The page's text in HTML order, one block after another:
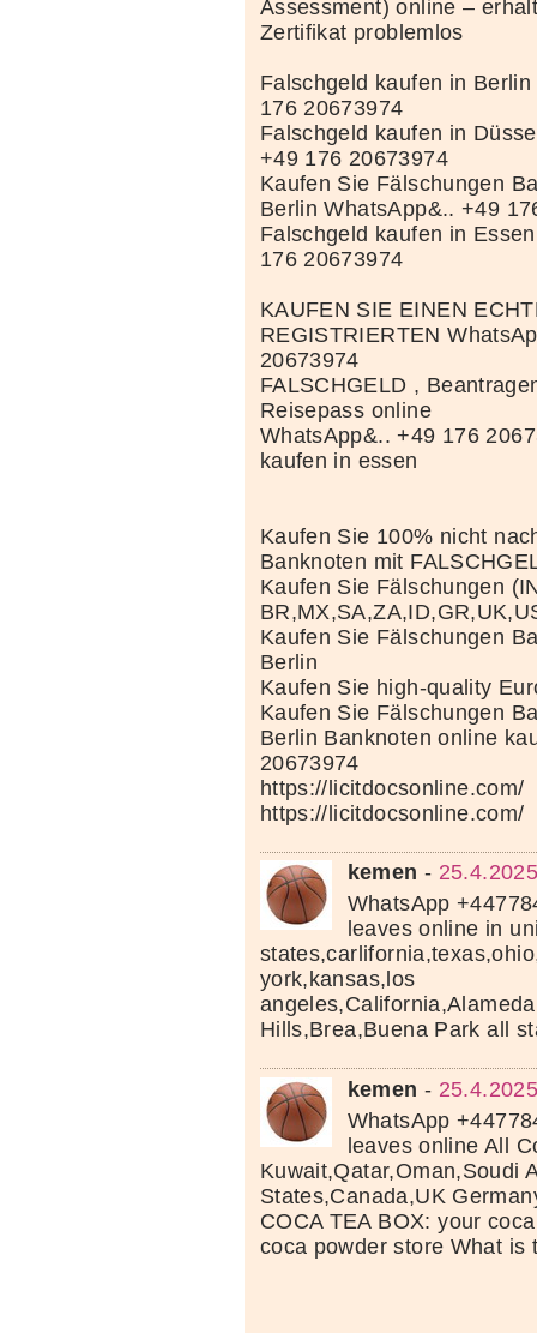
Assessment) online –
Zertifikat problemlos
Falschgeld kaufen in
176 20673974
Falschgeld kaufen in
+49 176 20673974
Kaufen Sie Fälschungen
Berlin WhatsApp&.. +49
Falschgeld kaufen in
176 20673974
KAUFEN SIE EINEN
REGISTRIERTEN
20673974
FALSCHGELD ,
Reisepass online
WhatsApp&.. +49 176
kaufen in essen
Kaufen Sie 100% nicht
Banknoten mit
Kaufen Sie Fälschungen
Kaufen Sie Fälschungen
Berlin
Kaufen Sie high-quality
Kaufen Sie Fälschungen
Berlin Banknoten online
20673974
https://licitdocsonline.com/
https://licitdocsonline.com/
kemen -
WhatsApp
leaves online in
york,kansas,los
Hills,Brea,Buena Park all
kemen -
WhatsApp
leaves online All
Kuwait,Qatar,Oman,Soudi
States,Canada,UK
COCA TEA BOX: your
coca powder store What is